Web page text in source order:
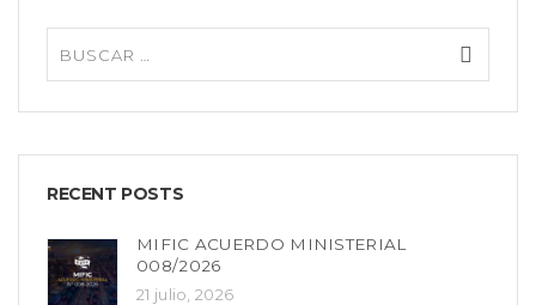
RECENT POSTS
MIFIC ACUERDO MINISTERIAL
008/2026
21 julio, 2026